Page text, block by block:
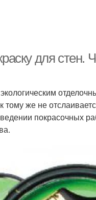
для стен.
тому же не
покрасочных